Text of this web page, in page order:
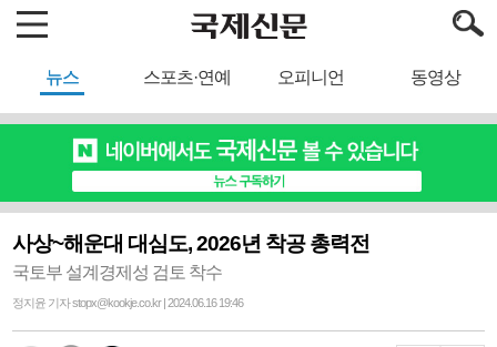
뉴스 스포츠·연예 오피니언 동영상
사상~해운대 대심도, 2026년 착공 총력전
국토부 설계경제성 검토 착수
정지윤 기자 stopx@kookje.co.kr | 2024.06.16 19:46